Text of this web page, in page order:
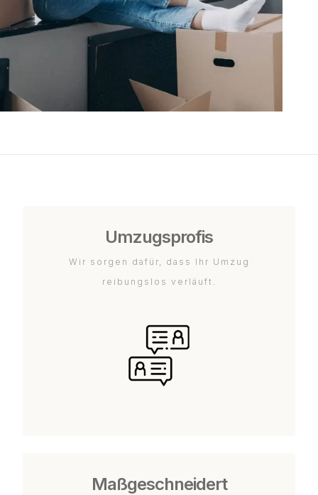
Umzugsprofis
Wir sorgen dafür, dass Ihr Umzug
reibungslos verläuft.
Maßgeschneidert